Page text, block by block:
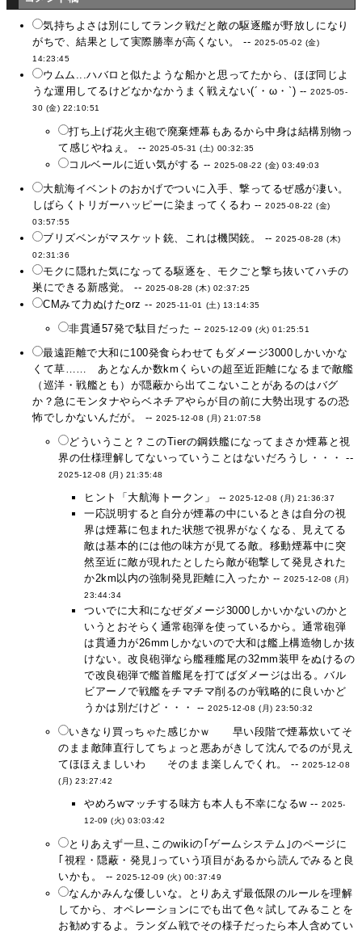
気持ちよさは別にしてランク戦だと敵の駆逐艦が野放しになり
がちで、結果として実際勝率が高くない。 -- 2025-05-02 (金)
14:23:45
ウムム...ハバロと似たような船かと思ってたから、ほぼ同じよ
うな運用してるけどなかなかうまく戦えない(´・ω・`) --2025-05-
30 (金) 22:10:51
打ち上げ花火主砲で廃棄煙幕もあるから中身は結構別物っ
て感じやねぇ。 -- 2025-05-31 (土) 00:32:35
コルベールに近い気がする --2025-08-22 (金) 03:49:03
大航海イベントのおかげでついに入手、撃ってるぜ感が凄い。
しばらくトリガーハッピーに染まってくるわ --2025-08-22 (金)
03:57:55
ブリズベンがマスケット銃、これは機関銃。 --2025-08-28 (木)
02:31:36
モクに隠れた気になってる駆逐を、モクごと撃ち抜いてハチの
巣にできる新感覚。 -- 2025-08-28 (木) 02:37:25
CMみて力ぬけたorz -- 2025-11-01 (土) 13:14:35
非貫通57発で駄目だった --2025-12-09 (火) 01:25:51
最遠距離で大和に100発食らわせてもダメージ3000しかいかな
くて草…… あとなんか数kmくらいの超至近距離になるまで敵艦
（巡洋・戦艦とも）が隠蔽から出てこないことがあるのはバグ
か？急にモンタナやらベネチアやらが目の前に大勢出現するの恐
怖でしかないんだが。 --2025-12-08 (月) 21:07:58
どういうこと？このTierの鋼鉄艦になってまさか煙幕と視
界の仕様理解してないっていうことはないだろうし・・・ --
2025-12-08 (月) 21:35:48
ヒント「大航海トークン」 --2025-12-08 (月) 21:36:37
一応説明すると自分が煙幕の中にいるときは自分の視
界は煙幕に包まれた状態で視界がなくなる、見えてる
敵は基本的には他の味方が見てる敵。移動煙幕中に突
然至近に敵が現れたとしたら敵が砲撃して発見された
か2km以内の強制発見距離に入ったか --2025-12-08 (月)
23:44:34
ついでに大和になぜダメージ3000しかいかないのかと
いうとおそらく通常砲弾を使っているから。通常砲弾
は貫通力が26mmしかないので大和は艦上構造物しか抜
けない。改良砲弾なら艦種艦尾の32mm装甲をぬけるの
で改良砲弾で艦首艦尾を打てばダメージは出る。バル
ビアーノで戦艦をチマチマ削るのが戦略的に良いかど
うかは別だけど・・・ --2025-12-08 (月) 23:50:32
いきなり買っちゃた感じかｗ 早い段階で煙幕炊いてそ
のまま敵陣直行してちょっと悪あがきして沈んでるのが見え
てほほえましいわ そのまま楽しんでくれ。 -- 2025-12-08
(月) 23:27:42
やめろwマッチする味方も本人も不幸になるw -- 2025-
12-09 (火) 03:03:42
とりあえず一旦､このwikiの｢ゲームシステム｣のページに
｢視程・隠蔽・発見｣っていう項目があるから読んでみると良
いかも。 --2025-12-09 (火) 00:37:49
なんかみんな優しいな。とりあえず最低限のルールを理解
してから、オペレーションにでも出て色々試してみることを
お勧めするよ。ランダム戦でその様子だったら本人含めてい